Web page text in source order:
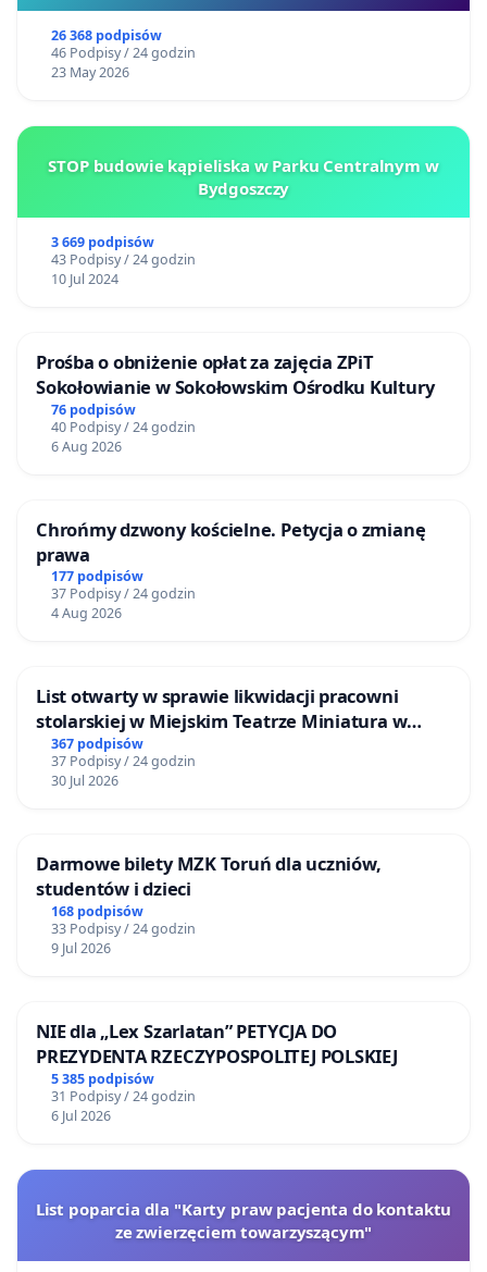
26 368 podpisów
46 Podpisy / 24 godzin
23 May 2026
STOP budowie kąpieliska w Parku Centralnym w
Bydgoszczy
3 669 podpisów
43 Podpisy / 24 godzin
10 Jul 2024
Prośba o obniżenie opłat za zajęcia ZPiT
Sokołowianie w Sokołowskim Ośrodku Kultury
76 podpisów
40 Podpisy / 24 godzin
6 Aug 2026
Chrońmy dzwony kościelne. Petycja o zmianę
prawa
177 podpisów
37 Podpisy / 24 godzin
4 Aug 2026
List otwarty w sprawie likwidacji pracowni
stolarskiej w Miejskim Teatrze Miniatura w
Gdańsku
367 podpisów
37 Podpisy / 24 godzin
30 Jul 2026
Darmowe bilety MZK Toruń dla uczniów,
studentów i dzieci
168 podpisów
33 Podpisy / 24 godzin
9 Jul 2026
NIE dla „Lex Szarlatan” PETYCJA DO
PREZYDENTA RZECZYPOSPOLITEJ POLSKIEJ
5 385 podpisów
31 Podpisy / 24 godzin
6 Jul 2026
List poparcia dla "Karty praw pacjenta do kontaktu
ze zwierzęciem towarzyszącym"